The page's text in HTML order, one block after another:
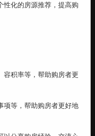
性化的房源推荐，提高购
容积率等，帮助购房者更
项等，帮助购房者更好地